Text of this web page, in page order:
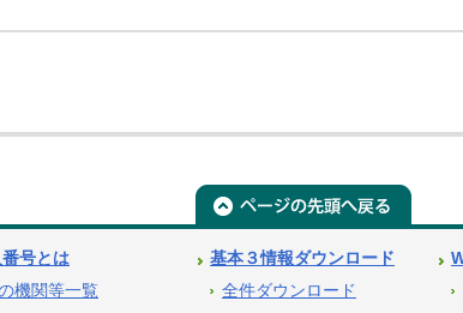
号とは
機関等一覧
基本３情報ダウンロード
全件ダウンロード